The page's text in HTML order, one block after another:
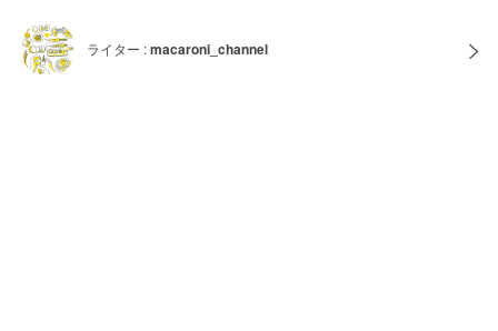
ライター :macaroni_channel